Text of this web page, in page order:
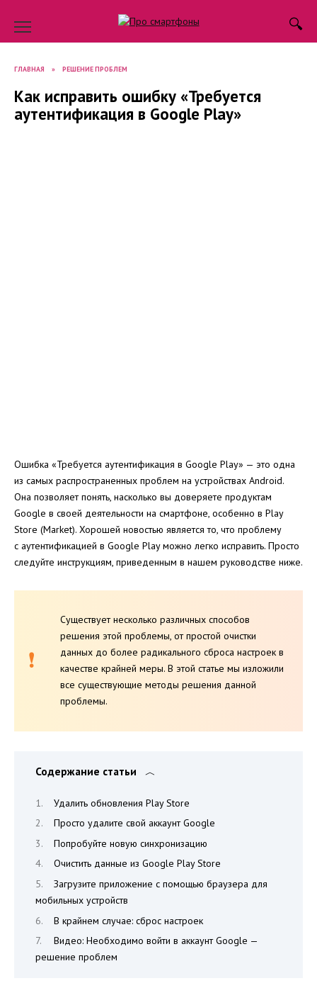
content
ГЛАВНАЯ » РЕШЕНИЕ ПРОБЛЕМ
Как исправить ошибку «Требуется
аутентификация в Google Play»
Ошибка «Требуется аутентификация в Google Play» — это одна
из самых распространенных проблем на устройствах Android.
Она позволяет понять, насколько вы доверяете продуктам
Google в своей деятельности на смартфоне, особенно в Play
Store (Market). Хорошей новостью является то, что проблему
с аутентификацией в Google Play можно легко исправить. Просто
следуйте инструкциям, приведенным в нашем руководстве ниже.
Существует несколько различных способов
решения этой проблемы, от простой очистки
данных до более радикального сброса настроек в
качестве крайней меры. В этой статье мы изложили
все существующие методы решения данной
проблемы.
Содержание статьи
Удалить обновления Play Store
Просто удалите свой аккаунт Google
Попробуйте новую синхронизацию
Очистить данные из Google Play Store
Загрузите приложение с помощью браузера для
мобильных устройств
В крайнем случае: сброс настроек
Видео: Необходимо войти в аккаунт Google —
решение проблем